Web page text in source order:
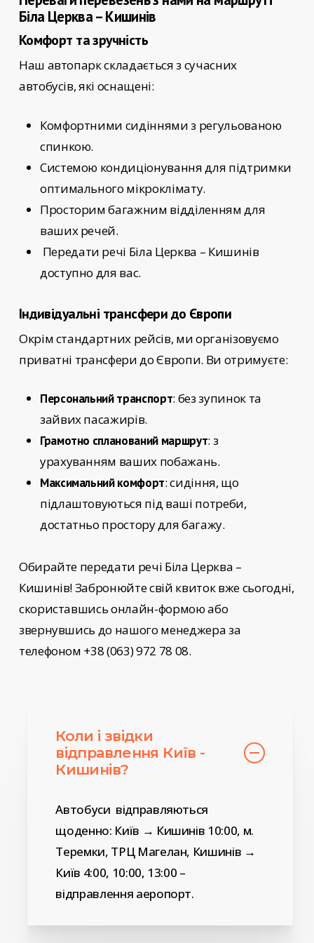
Біла Церква – Кишинів
Комфорт та зручність
Наш автопарк складається з сучасних
автобусів, які оснащені:
Комфортними сидіннями з регульованою
спинкою.
Системою кондиціонування для підтримки
оптимального мікроклімату.
Просторим багажним відділенням для
ваших речей.
Передати речі Біла Церква – Кишинів
доступно для вас.
Індивідуальні трансфери до Європи
Окрім стандартних рейсів, ми організовуємо
приватні трансфери до Європи. Ви отримуєте:
Персональний транспорт: без зупинок та
зайвих пасажирів.
Грамотно спланований маршрут: з
урахуванням ваших побажань.
Максимальний комфорт: сидіння, що
підлаштовуються під ваші потреби,
достатньо простору для багажу.
Обирайте передати речі Біла Церква –
Кишинів!Забронюйте свій квиток вже сьогодні,
скориставшись онлайн-формою або
звернувшись до нашого менеджера за
телефоном +38 (063) 972 78 08.
Коли і звідки
відправлення Київ -
Кишинів?
Автобуси відправляються
щоденно: Київ → Кишинів 10:00, м.
Теремки, ТРЦ Магелан, Кишинів →
Київ 4:00, 10:00, 13:00 –
відправлення аеропорт.